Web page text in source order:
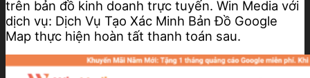
trên bản đồ kinh doanh trực tuyến. Win Media với
dịch vụ: Dịch Vụ Tạo Xác Minh Bản Đồ Google
Map thực hiện hoàn tất thanh toán sau.